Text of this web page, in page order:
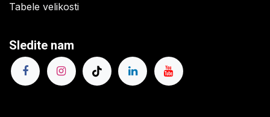
Tabele velikosti
Sledite nam